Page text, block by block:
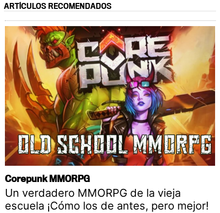
ARTÍCULOS RECOMENDADOS
Corepunk MMORPG
Un verdadero MMORPG de la vieja
escuela ¡Cómo los de antes, pero mejor!